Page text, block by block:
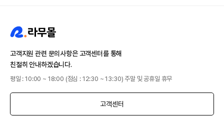
고객지원 관련 문의사항은 고객센터를 통해
친절히 안내하겠습니다.
평일 : 10:00 ~ 18:00 (점심 : 12:30 ~ 13:30) 주말 및 공휴일 휴무
고객센터